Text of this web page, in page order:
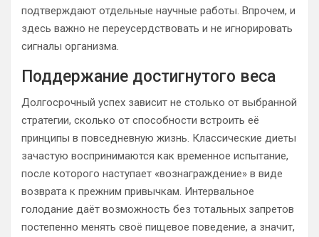
подтверждают отдельные научные работы. Впрочем, и
здесь важно не переусердствовать и не игнорировать
сигналы организма.
Поддержание достигнутого веса
Долгосрочный успех зависит не столько от выбранной
стратегии, сколько от способности встроить её
принципы в повседневную жизнь. Классические диеты
зачастую воспринимаются как временное испытание,
после которого наступает «вознаграждение» в виде
возврата к прежним привычкам. Интервальное
голодание даёт возможность без тотальных запретов
постепенно менять своё пищевое поведение, а значит,